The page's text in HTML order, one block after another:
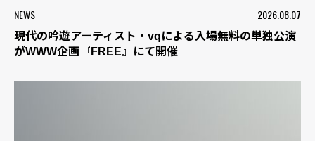
NEWS 2026.08.07
現代の吟遊アーティスト・vqによる入場無料の単独公演
がWWW企画『FREE』にて開催